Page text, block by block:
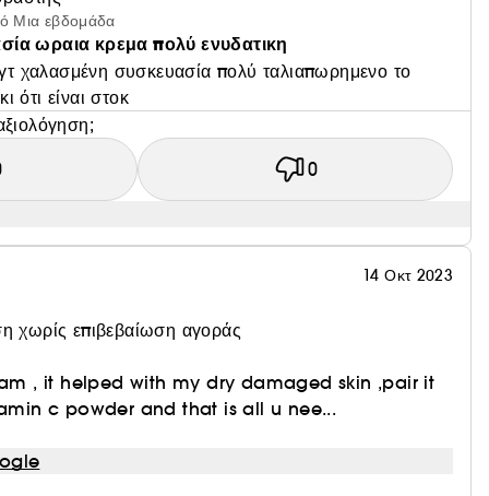
Μια εβδομάδα
ωραια κρεμα πολύ ενυδατικη
χαλασμένη συσκευασία πολύ ταλιαπωρημενο το
ότι είναι στοκ
0
14 Οκτ 2023
χωρίς επιβεβαίωση αγοράς
, it helped with my dry damaged skin ,pair it
c powder and that is all u nee...